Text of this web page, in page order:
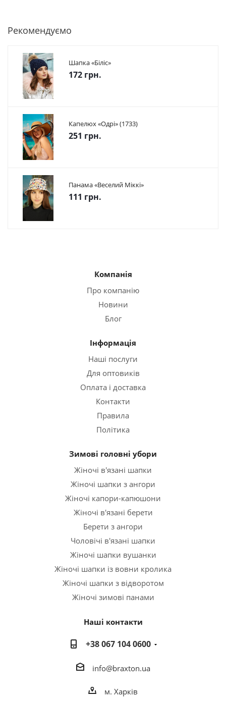
Рекомендуємо
Шапка «Біліс»
172 грн.
Капелюх «Одрі» (1733)
251 грн.
Панама «Веселий Міккі»
111 грн.
Компанія
Про компанію
Новини
Блог
Інформація
Наші послуги
Для оптовиків
Оплата і доставка
Контакти
Правила
Політика
Зимові головні убори
Жіночі в'язані шапки
Жіночі шапки з ангори
Жіночі капори-капюшони
Жіночі в'язані берети
Берети з ангори
Чоловічі в'язані шапки
Жіночі шапки вушанки
Жіночі шапки із вовни кролика
Жіночі шапки з відворотом
Жіночі зимові панами
Наші контакти
+38 067 104 0600
info@braxton.ua
м. Харків